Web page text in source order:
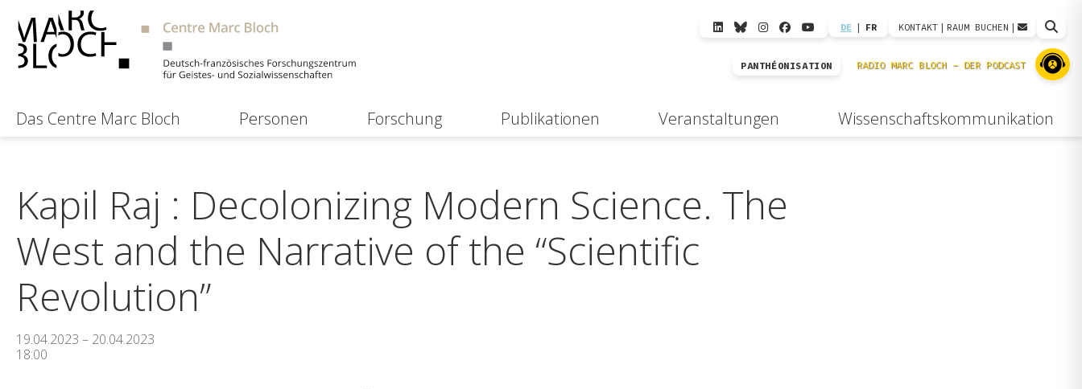
DE | FR KONTAKT | RAUM BUCHEN |
PANTHÉONISATION
Das Centre Marc Bloch Personen Forschung Publikationen Veranstaltungen Wissenschaftskommunikation
Kapil Raj : Decolonizing Modern Science. The
West and the Narrative of the “Scientific
Revolution”
19.04.2023 – 20.04.2023
18:00